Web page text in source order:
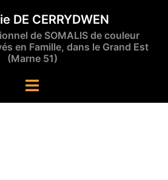
DE CERRYDWEN
de SOMALIS de couleur
en Famille, dans le Grand Est
(Marne 51)
Ouvrir/fermer